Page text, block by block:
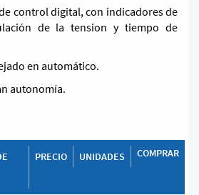
control digital, con indicadores de
de la tension y tiempo de
en automático.
autonomía.
PRECIO UNIDADES COMPRAR